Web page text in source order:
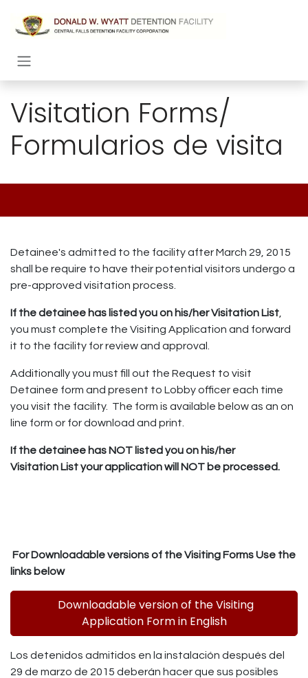
Visitation Forms/
Formularios de visita
Detainee's admitted to the facility after March 29, 2015
shall be require to have their potential visitors undergo a
pre-approved visitation process.
If the detainee has listed you on his/her Visitation List
you must complete the Visiting Application and forward
it to the facility for review and approval.
Additionally you must fill out the Request to visit
Detainee form and present to Lobby officer each time
you visit the facility. The form is available below as an on
line form or for download and print.
If the detainee has NOT listed you on his/her
Visitation List your application will NOT be processed.
For Downloadable versions of the Visiting Forms Use the
links below
Downloadable version of the Visiting
Application Form in English
Los detenidos admitidos en la instalación después del
29 de marzo de 2015 deberán hacer que sus posibles